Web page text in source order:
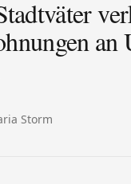
an
Storm